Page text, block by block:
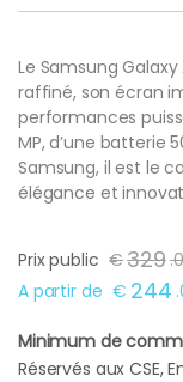
Le Samsung
raffiné, son écran
performances
MP, d’une batterie
Samsung, il est le
élégance et
Prix public €329.
A partir de € 244 .
Minimum de
Réservés aux CSE,